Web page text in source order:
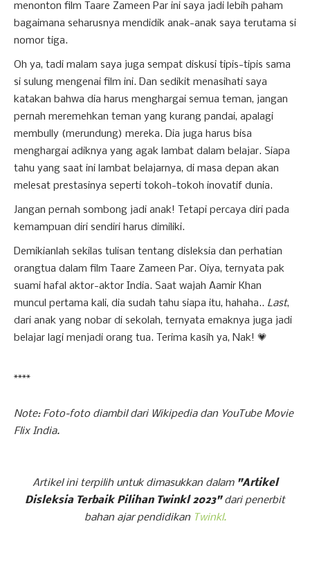
menonton film Taare Zameen Par ini saya jadi lebih paham
bagaimana seharusnya mendidik anak-anak saya terutama si
nomor tiga.
Oh ya, tadi malam saya juga sempat diskusi tipis-tipis sama
si sulung mengenai film ini. Dan sedikit menasihati saya
katakan bahwa dia harus menghargai semua teman, jangan
pernah meremehkan teman yang kurang pandai, apalagi
membully (merundung) mereka. Dia juga harus bisa
menghargai adiknya yang agak lambat dalam belajar. Siapa
tahu yang saat ini lambat belajarnya, di masa depan akan
melesat prestasinya seperti tokoh-tokoh inovatif dunia.
Jangan pernah sombong jadi anak! Tetapi percaya diri pada
kemampuan diri sendiri harus dimiliki.
Demikianlah sekilas tulisan tentang disleksia dan perhatian
orangtua dalam film Taare Zameen Par. Oiya, ternyata pak
suami hafal aktor-aktor India. Saat wajah Aamir Khan
muncul pertama kali, dia sudah tahu siapa itu, hahaha.. Last,
dari anak yang nobar di sekolah, ternyata emaknya juga jadi
belajar lagi menjadi orang tua. Terima kasih ya, Nak! 💗
****
Note: Foto-foto diambil dari Wikipedia dan YouTube Movie
Flix India.
Artikel ini terpilih untuk dimasukkan dalam "Artikel
Disleksia Terbaik Pilihan Twinkl 2023"dari penerbit
bahan ajar pendidikan Twinkl.